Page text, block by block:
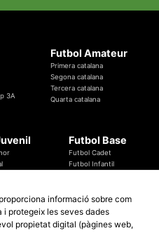
3A
Futbol Amateur
Primera catalana
Segona catalana
Tercera catalana
Quarta catalana
Futbol Base
Futbol Cadet
Futbol Infantil
Especials
informació sobre com
i protegeix les seves dades
propietat digital (pàgines web,